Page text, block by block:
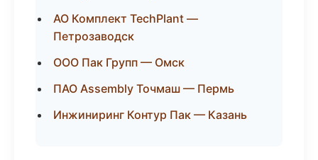
АО Комплект TechPlant —
Петрозаводск
ООО Пак Групп — Омск
ПАО Assembly Точмаш — Пермь
Инжиниринг Контур Пак — Казань